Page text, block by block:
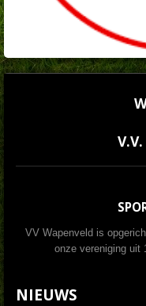
VV Wapenveld is
onze vereniging uit
NIEUWS